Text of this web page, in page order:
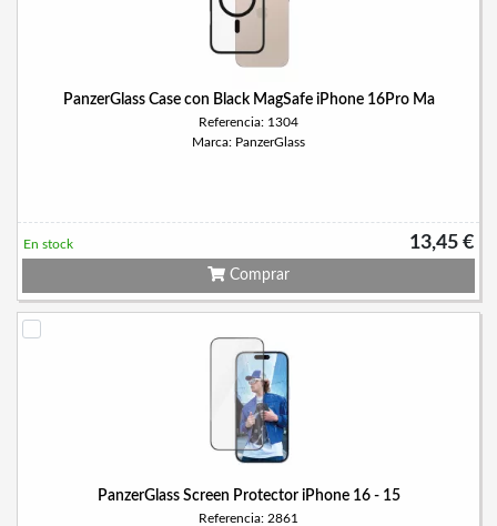
PanzerGlass Case con Black MagSafe iPhone 16Pro Ma
Referencia: 1304
Marca: PanzerGlass
13,45 €
En stock
Comprar
PanzerGlass Screen Protector iPhone 16 - 15
Referencia: 2861